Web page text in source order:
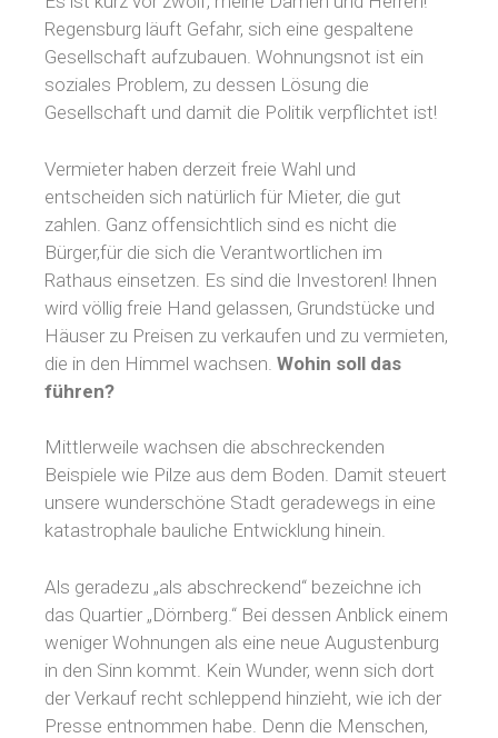
Regensburg läuft Gefahr, sich eine gespaltene
Gesellschaft aufzubauen. Wohnungsnot ist ein
soziales Problem, zu dessen Lösung die
Gesellschaft und damit die Politik verpflichtet ist!
Vermieter haben derzeit freie Wahl und
entscheiden sich natürlich für Mieter, die gut
zahlen. Ganz offensichtlich sind es nicht die
Bürger,für die sich die Verantwortlichen im
Rathaus einsetzen. Es sind die Investoren! Ihnen
wird völlig freie Hand gelassen, Grundstücke und
Häuser zu Preisen zu verkaufen und zu vermieten,
die in den Himmel wachsen. Wohin soll das
führen?
Mittlerweile wachsen die abschreckenden
Beispiele wie Pilze aus dem Boden. Damit steuert
unsere wunderschöne Stadt geradewegs in eine
katastrophale bauliche Entwicklung hinein.
Als geradezu „als abschreckend“ bezeichne ich
das Quartier „Dörnberg.“ Bei dessen Anblick einem
weniger Wohnungen als eine neue Augustenburg
in den Sinn kommt. Kein Wunder, wenn sich dort
der Verkauf recht schleppend hinzieht, wie ich der
Presse entnommen habe. Denn die Menschen,